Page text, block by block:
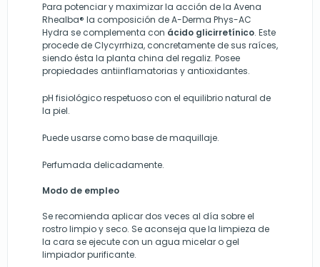
Para potenciar y maximizar la acción de la Avena
Rhealba® la composición de A-Derma Phys-AC
Hydra se complementa con ácido glicirretínico. Este
procede de Clycyrrhiza, concretamente de sus raíces,
siendo ésta la planta china del regaliz. Posee
propiedades antiinflamatorias y antioxidantes.
pH fisiológico respetuoso con el equilibrio natural de
la piel.
Puede usarse como base de maquillaje.
Perfumada delicadamente.
Modo de empleo
Se recomienda aplicar dos veces al día sobre el
rostro limpio y seco. Se aconseja que la limpieza de
la cara se ejecute con un agua micelar o gel
limpiador purificante.